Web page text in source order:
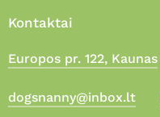
Suma:
Kontaktai
Europos pr. 122, Kaunas
dogsnanny@inbox.lt